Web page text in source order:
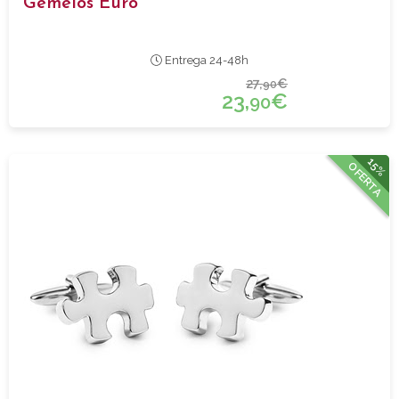
Entrega 24-48h
27,90€
23,90€
15%
OFERTA